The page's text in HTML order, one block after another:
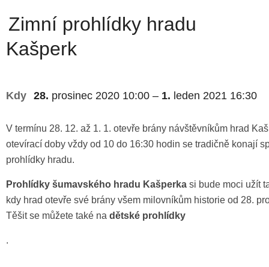
Zimní prohlídky hradu
Kašperk
Kdy 28. prosinec 2020 10:00 – 1. leden 2021 16:30
V termínu 28. 12. až 1. 1. otevře brány návštěvníkům hrad
otevírací doby vždy od 10 do 16:30 hodin se tradičně konají
prohlídky hradu.
Prohlídky šumavského hradu Kašperka si bude moci užít
kdy hrad otevře své brány všem milovníkům historie od 28.
Těšit se můžete také na dětské prohlídky
.